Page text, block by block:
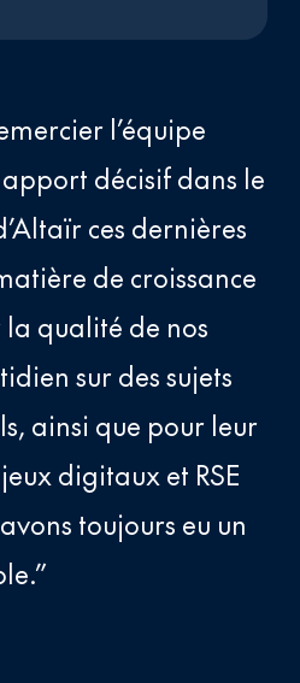
l’équipe
décisif dans le
ces dernières
de croissance
qualité de nos
sur des sujets
ainsi que pour leur
digitaux et RSE
toujours eu un